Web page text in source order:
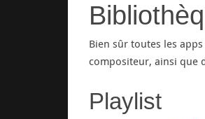
Bien sûr toutes les
compositeur, ainsi que
Playlist